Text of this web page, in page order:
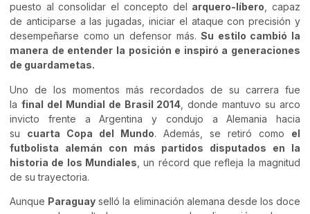
puesto al consolidar el concepto del arquero-líbero , capaz
de anticiparse a las jugadas, iniciar el ataque con precisión y
desempeñarse como un defensor más.Su estilo cambió la
manera de entender la posición e inspiró a generaciones
de guardametas.
Uno de los momentos más recordados de su carrera fue
la final del Mundial de Brasil 2014 , donde mantuvo su arco
invicto frente a Argentina y condujo a Alemania hacia
su cuarta Copa del Mundo. Además, se retiró como el
futbolista alemán con más partidos disputados en la
historia de los Mundiales , un récord que refleja la magnitud
de su trayectoria.
Aunque Paraguay selló la eliminación alemana desde los doce